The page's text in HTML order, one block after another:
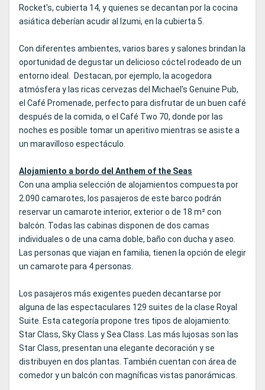
Rocket's, cubierta 14, y quienes se decantan por la cocina
asiática deberían acudir al Izumi, en la cubierta 5.
Con diferentes ambientes, varios bares y salones brindan la
oportunidad de degustar un delicioso cóctel rodeado de un
entorno ideal. Destacan, por ejemplo, la acogedora
atmósfera y las ricas cervezas del Michael's Genuine Pub,
el Café Promenade, perfecto para disfrutar de un buen café
después de la comida, o el Café Two 70, donde por las
noches es posible tomar un aperitivo mientras se asiste a
un maravilloso espectáculo.
Alojamiento a bordo del Anthem of the Seas
Con una amplia selección de alojamientos compuesta por
2.090 camarotes, los pasajeros de este barco podrán
reservar un camarote interior, exterior o de 18 m² con
balcón. Todas las cabinas disponen de dos camas
individuales o de una cama doble, baño con ducha y aseo.
Las personas que viajan en familia, tienen la opción de elegir
un camarote para 4 personas.
Los pasajeros más exigentes pueden decantarse por
alguna de las espectaculares 129 suites de la clase Royal
Suite. Esta categoría propone tres tipos de alojamiento:
Star Class, Sky Class y Sea Class. Las más lujosas son las
Star Class, presentan una elegante decoración y se
distribuyen en dos plantas. También cuentan con área de
comedor y un balcón con magníficas vistas panorámicas.